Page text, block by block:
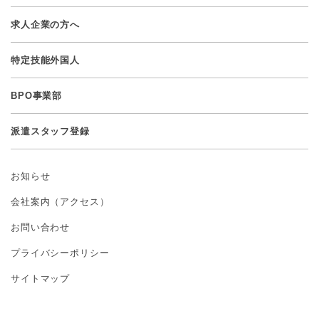
求人企業の方へ
特定技能外国人
BPO事業部
派遣スタッフ登録
お知らせ
会社案内（アクセス）
お問い合わせ
プライバシーポリシー
サイトマップ